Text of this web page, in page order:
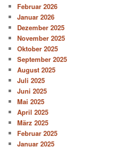
Februar 2026
Januar 2026
Dezember 2025
November 2025
Oktober 2025
September 2025
August 2025
Juli 2025
Juni 2025
Mai 2025
April 2025
März 2025
Februar 2025
Januar 2025